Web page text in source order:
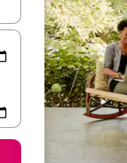
vers le haut et vers le